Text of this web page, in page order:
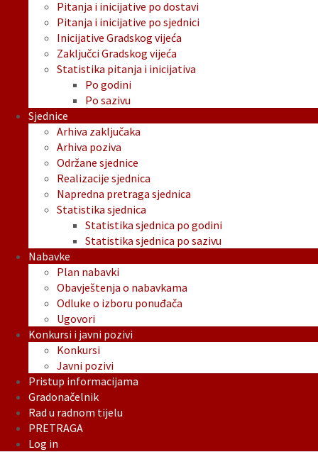
Pitanja i inicijative po dostavi
Pitanja i inicijative po sjednici
Inicijative Gradskog vijeća
Zaključci Gradskog vijeća
Statistika pitanja i inicijativa
Po godini
Po sazivu
Sjednice
Arhiva zaključaka
Arhiva poziva
Održane sjednice
Realizacije sjednica
Napredna pretraga sjednica
Statistika sjednica
Statistika sjednica po godini
Statistika sjednica po sazivu
Nabavke
Plan nabavki
Obavještenja o nabavkama
Odluke o izboru ponuđača
Ugovori
Konkursi i javni pozivi
Konkursi
Javni pozivi
Pristup informacijama
Gradonačelnik
Rad u radnom tijelu
PRETRAGA
Log in